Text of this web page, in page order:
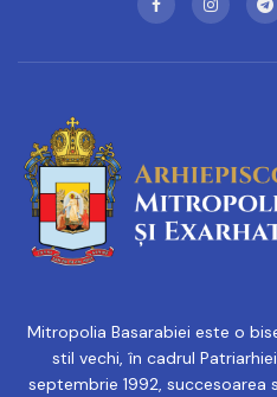
Mitropolia Basarabiei este o
stil vechi, în cadrul
septembrie 1992, succesoarea